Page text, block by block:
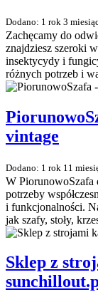
Dodano: 1 rok 3
Zachęcamy do
znajdziesz szeroki
insektycydy i
różnych potrzeb i
vintage
Dodano: 1 rok 11
W PiorunowoSzafa
potrzeby
i funkcjonalności.
jak szafy, stoły,
Sklep z